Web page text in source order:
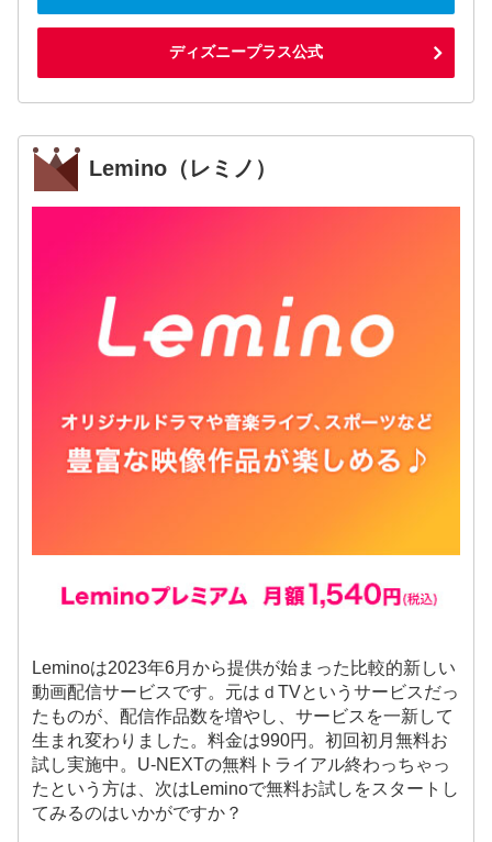
ディズニープラス公式
Lemino（レミノ）
Leminoは2023年6月から提供が始まった比較的新しい
動画配信サービスです。元はｄTVというサービスだっ
たものが、配信作品数を増やし、サービスを一新して
生まれ変わりました。料金は990円。初回初月無料お
試し実施中。U-NEXTの無料トライアル終わっちゃっ
たという方は、次はLeminoで無料お試しをスタートし
てみるのはいかがですか？